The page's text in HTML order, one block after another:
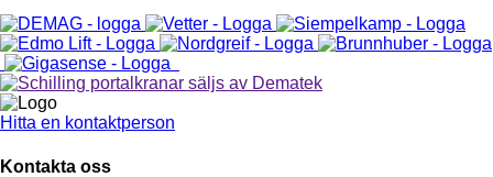
Hitta en kontaktperson
Kontakta oss